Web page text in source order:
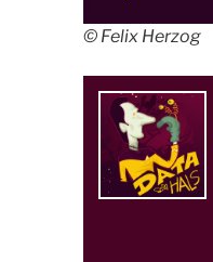
© Felix Herzog